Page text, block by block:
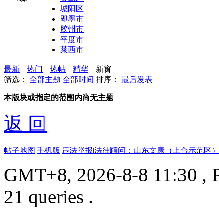
城阳区
即墨市
胶州市
平度市
莱西市
最新 | 热门 | 热帖 | 精华 | 新窗
筛选： 全部主题 全部时间 排序： 最后发表
本版块或指定的范围内尚无主题
返 回
帖子地图|手机版|违法举报|法律顾问：山东文康（上合示范区
GMT+8, 2026-8-8 11:30 ,
21 queries .